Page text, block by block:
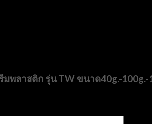
พลาสติก รุ่น TW ขนาด40g.-100g.-